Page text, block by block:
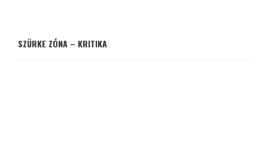
SZÜRKE ZÓNA – KRITIKA